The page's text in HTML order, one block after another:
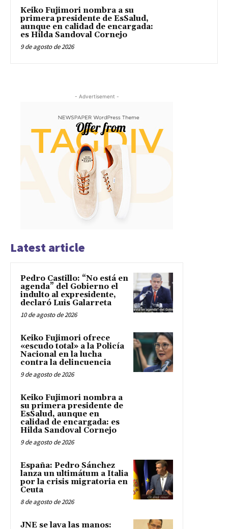
Keiko Fujimori nombra a su
primera presidente de EsSalud,
aunque en calidad de encargada:
es Hilda Sandoval Cornejo
9 de agosto de 2026
- Advertisement -
Latest article
Pedro Castillo: “No está en
agenda” del Gobierno el
indulto al expresidente,
declaró Luis Galarreta
10 de agosto de 2026
Keiko Fujimori ofrece
«escudo total» a la Policía
Nacional en la lucha
contra la delincuencia
9 de agosto de 2026
Keiko Fujimori nombra a
su primera presidente de
EsSalud, aunque en
calidad de encargada: es
Hilda Sandoval Cornejo
9 de agosto de 2026
España: Pedro Sánchez
lanza un ultimátum a Italia
por la crisis migratoria en
Ceuta
8 de agosto de 2026
JNE se lava las manos: